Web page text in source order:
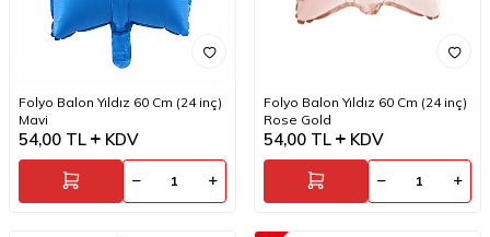
Folyo Balon Yıldız 60 Cm (24 inç)
Mavi
54,00 TL KDV
Folyo Balon Yıldız 60 Cm (24 inç)
Rose Gold
54,00 TL KDV